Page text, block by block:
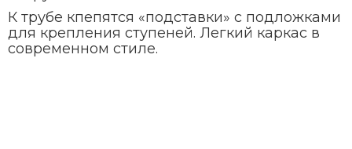
К трубе кпепятся «подставки» с подложками
для крепления ступеней. Легкий каркас в
современном стиле.